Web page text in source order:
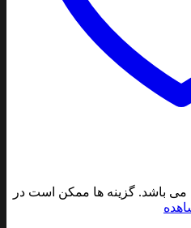
می باشد. گزینه ها ممکن است در